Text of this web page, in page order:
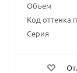
Объем
Код оттенка
Серия